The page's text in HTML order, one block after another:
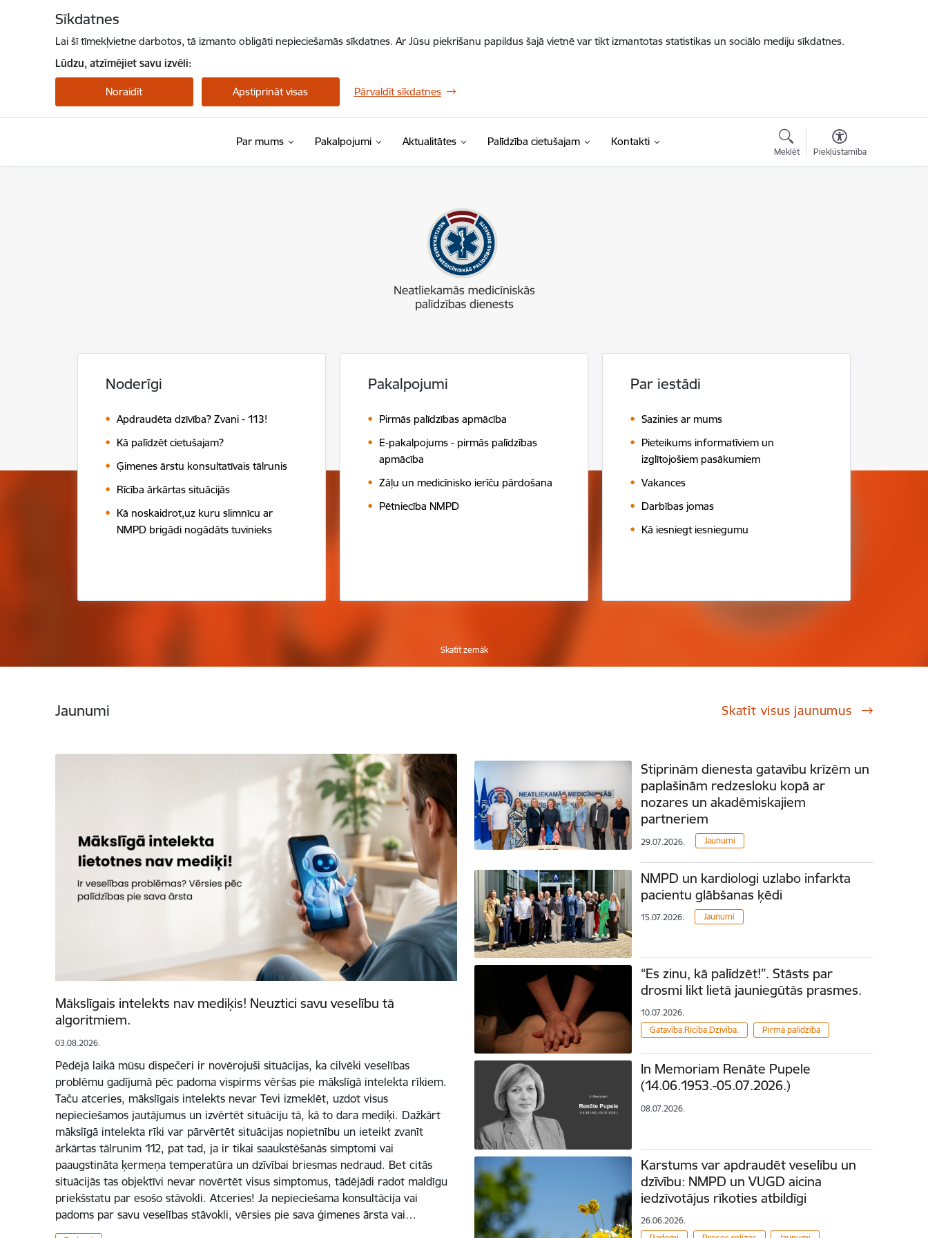
Sīkdatnes
Lai šī tīmekļvietne darbotos, tā izmanto obligāti nepieciešamās sīkdatnes. Ar Jūsu piekrišanu papildus šajā vietnē var tikt izmantotas statistikas un sociālo mediju sīkdatnes.
Lūdzu, atzīmējiet savu izvēli:
Noraidīt Apstiprināt visas Pārvaldīt sīkdatnes
Par mums Pakalpojumi Aktualitātes Palīdzība cietušajam Kontakti
Meklēt Piekļūstamība
Noderīgi
Apdraudēta dzīvība? Zvani - 113!
Kā palīdzēt cietušajam?
Ģimenes ārstu konsultatīvais tālrunis
Rīcība ārkārtas situācijās
Kā noskaidrot,uz kuru slimnīcu ar
NMPD brigādi nogādāts tuvinieks
Pakalpojumi
Pirmās palīdzības apmācība
E-pakalpojums - pirmās palīdzības
apmācība
Zāļu un medicīnisko ierīču pārdošana
Pētniecība NMPD
Par iestādi
Sazinies ar mums
Pieteikums informatīviem un
izglītojošiem pasākumiem
Vakances
Darbības jomas
Kā iesniegt iesniegumu
Skatīt zemāk
Jaunumi Skatīt visus jaunumus
Mākslīgais intelekts nav mediķis! Neuztici savu veselību tā
algoritmiem.
03.08.2026.
Pēdējā laikā mūsu dispečeri ir novērojuši situācijas, ka cilvēki veselības
problēmu gadījumā pēc padoma vispirms vēršas pie mākslīgā intelekta rīkiem.
Taču atceries, mākslīgais intelekts nevar Tevi izmeklēt, uzdot visus
nepieciešamos jautājumus un izvērtēt situāciju tā, kā to dara mediķi. Dažkārt
mākslīgā intelekta rīki var pārvērtēt situācijas nopietnību un ieteikt zvanīt
ārkārtas tālrunim 112, pat tad, ja ir tikai saaukstēšanās simptomi vai
paaugstināta ķermeņa temperatūra un dzīvībai briesmas nedraud. Bet citās
situācijās tas objektīvi nevar novērtēt visus simptomus, tādējādi radot maldīgu
priekšstatu par esošo stāvokli. Atceries! Ja nepieciešama konsultācija vai
padoms par savu veselības stāvokli, vērsies pie sava ģimenes ārsta vai…
Stiprinām dienesta gatavību krīzēm un
paplašinām redzesloku kopā ar
nozares un akadēmiskajiem
partneriem
29.07.2026. Jaunumi
NMPD un kardiologi uzlabo infarkta
pacientu glābšanas ķēdi
15.07.2026. Jaunumi
“Es zinu, kā palīdzēt!”. Stāsts par
drosmi likt lietā jauniegūtās prasmes.
10.07.2026.
Gatavība.Rīcība.Dzīvība.
Pirmā palīdzība
In Memoriam Renāte Pupele
(14.06.1953.-05.07.2026.)
08.07.2026.
Karstums var apdraudēt veselību un
dzīvību: NMPD un VUGD aicina
iedzīvotājus rīkoties atbildīgi
26.06.2026.